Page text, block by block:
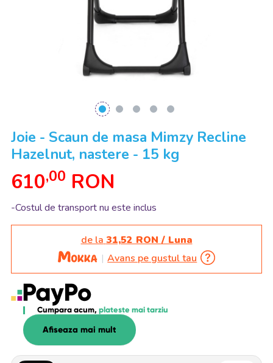
Joie - Scaun de masa Mimzy Recline
Hazelnut, nastere - 15 kg
610,00 RON
-Costul de transport nu este inclus
de la 31,52 RON / Luna
Avans pe gustul tau
Cumpara acum, plateste mai tarziu
Afiseaza mai mult